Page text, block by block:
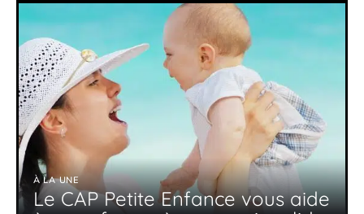
À LA UNE
Le CAP Petite Enfance vous aide